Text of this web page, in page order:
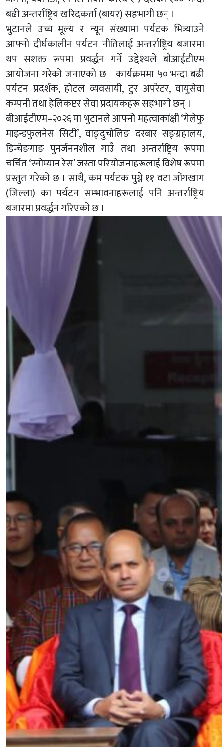
बढी अन्तर्राष्ट्रिय खरिदकर्ता (बायर) सहभागी छन् ।
भुटानले उच्च मूल्य र न्यून संख्यामा पर्यटक भित्र्याउने
आफ्नो दीर्घकालीन पर्यटन नीतिलाई अन्तर्राष्ट्रिय बजारमा
थप सशक्त रूपमा प्रवर्द्धन गर्ने उद्देश्यले बीआईटीएम
आयोजना गरेको जनाएको छ । कार्यक्रममा ५० भन्दा बढी
पर्यटन प्रदर्शक, होटल व्यवसायी, टुर अपरेटर, वायुसेवा
कम्पनी तथा हेलिकप्टर सेवा प्रदायकहरू सहभागी छन् ।
बीआईटीएम–२०२६ मा भुटानले आफ्नो महत्वाकांक्षी ‘गेलेफु
माइन्डफुलनेस सिटी’, वाङ्दुचोलिङ दरबार सङ्ग्रहालय,
डिन्चेङगाङ पुनर्जननशील गाउँ तथा अन्तर्राष्ट्रिय रूपमा
चर्चित ‘स्नोम्यान रेस’ जस्ता परियोजनाहरूलाई विशेष रूपमा
प्रस्तुत गरेको छ । साथै, कम पर्यटक पुग्ने ११ वटा जोंगखाग
(जिल्ला) का पर्यटन सम्भावनाहरूलाई पनि अन्तर्राष्ट्रिय
बजारमा प्रवर्द्धन गरिएको छ ।